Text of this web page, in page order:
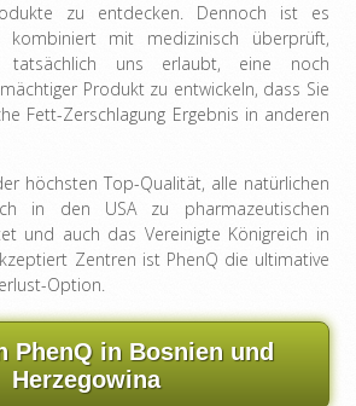
zu entdecken. Dennoch ist es
kombiniert mit medizinisch überprüft,
tatsächlich uns erlaubt, eine noch
Produkt zu entwickeln, dass Sie
Fett-Zerschlagung Ergebnis in anderen
höchsten Top-Qualität, alle natürlichen
in den USA zu pharmazeutischen
und auch das Vereinigte Königreich in
Zentren ist PhenQ die ultimative
Option.
PhenQ in Bosnien und
Herzegowina